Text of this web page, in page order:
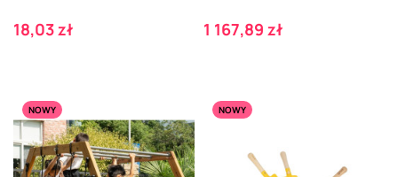
Cena
18,03 zł Cena
1 167,89 zł
NOWY NOWY